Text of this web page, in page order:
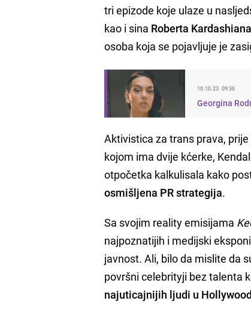
tri epizode koje ulaze u
kao i sina Roberta Kardashiana
osoba koja se pojavljuje je
10.10.23. 09:36
Georgina
Aktivistica za trans prava,
kojom ima dvije kćerke,
otpočetka kalkulisala kako
osmišljena PR strategija.
Sa svojim reality emisijama
najpoznatijih i medijski
javnost. Ali, bilo da mislite da
površni celebrityji bez talenta
najuticajnijih ljudi u